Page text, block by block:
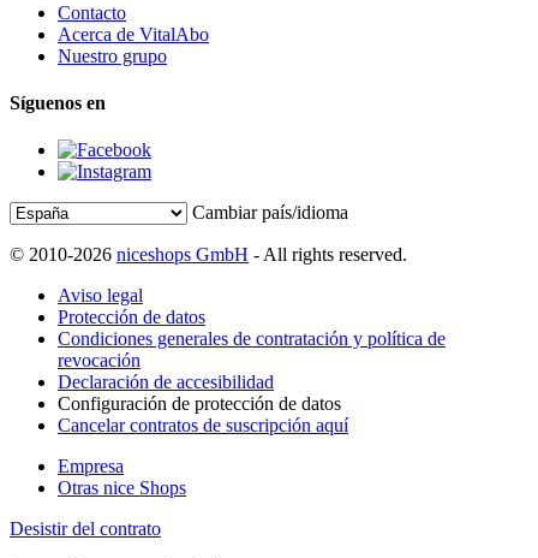
Contacto
Acerca de VitalAbo
Nuestro grupo
Síguenos en
Cambiar país/idioma
© 2010-2026 niceshops GmbH - All rights reserved.
Aviso legal
Protección de datos
Condiciones generales de contratación y política de
revocación
Declaración de accesibilidad
Configuración de protección de datos
Cancelar contratos de suscripción aquí
Empresa
Otras nice Shops
Desistir del contrato